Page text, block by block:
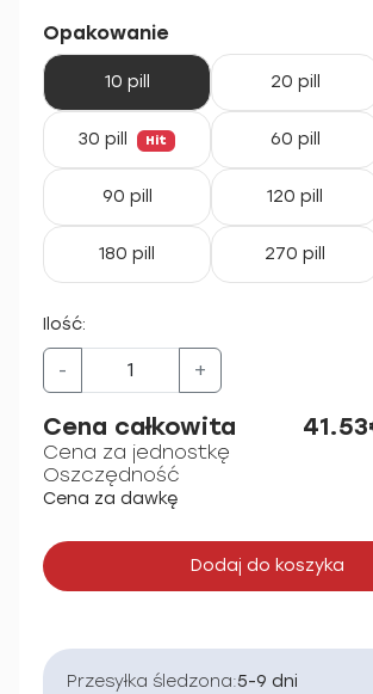
Opakowanie
10 pill 20 pill
30 pill Hit 60 pill
90 pill 120 pill
180 pill 270 pill
Ilość:
- +
Cena całkowita
Cena za jednostkę
Oszczędność
Cena za dawkę
Dodaj do koszyka
Przesyłka śledzona:5-9 dni